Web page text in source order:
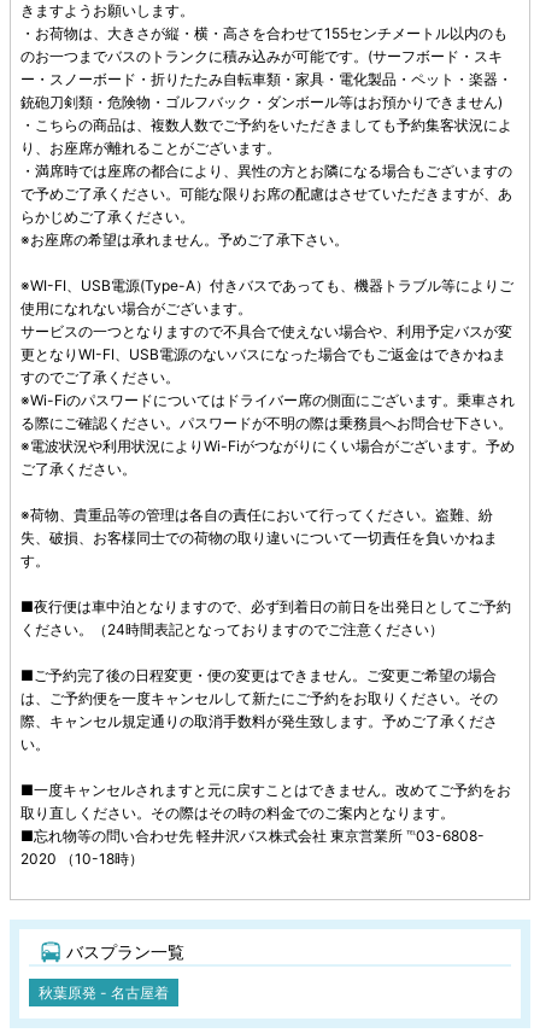
きますようお願いします。
・お荷物は、大きさが縦・横・高さを合わせて155センチメートル以内のも
のお一つまでバスのトランクに積み込みが可能です。(サーフボード・スキ
ー・スノーボード・折りたたみ自転車類・家具・電化製品・ペット・楽器・
銃砲刀剣類・危険物・ゴルフバック・ダンボール等はお預かりできません)
・こちらの商品は、複数人数でご予約をいただきましても予約集客状況によ
り、お座席が離れることがございます。
・満席時では座席の都合により、異性の方とお隣になる場合もございますの
で予めご了承ください。可能な限りお席の配慮はさせていただきますが、あ
らかじめご了承ください。
※お座席の希望は承れません。予めご了承下さい。
※WI-FI、USB電源(Type-A）付きバスであっても、機器トラブル等によりご
使用になれない場合がございます。
サービスの一つとなりますので不具合で使えない場合や、利用予定バスが変
更となりWI-FI、USB電源のないバスになった場合でもご返金はできかねま
すのでご了承ください。
※Wi-Fiのパスワードについてはドライバー席の側面にございます。乗車され
る際にご確認ください。パスワードが不明の際は乗務員へお問合せ下さい。
※電波状況や利用状況によりWi-Fiがつながりにくい場合がございます。予め
ご了承ください。
※荷物、貴重品等の管理は各自の責任において行ってください。盗難、紛
失、破損、お客様同士での荷物の取り違いについて一切責任を負いかねま
す。
■夜行便は車中泊となりますので、必ず到着日の前日を出発日としてご予約
ください。（24時間表記となっておりますのでご注意ください）
■ご予約完了後の日程変更・便の変更はできません。ご変更ご希望の場合
は、ご予約便を一度キャンセルして新たにご予約をお取りください。その
際、キャンセル規定通りの取消手数料が発生致します。予めご了承くださ
い。
■一度キャンセルされますと元に戻すことはできません。改めてご予約をお
取り直しください。その際はその時の料金でのご案内となります。
■忘れ物等の問い合わせ先 軽井沢バス株式会社 東京営業所 ℡03-6808-
2020 （10-18時）
バスプラン一覧
秋葉原発 - 名古屋着